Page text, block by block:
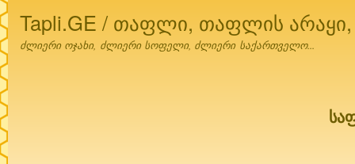
Tapli.GE / თაფლი, თაფლის
ძლიერი ოჯახი, ძლიერი სოფელი, ძლიერი საქართველო...